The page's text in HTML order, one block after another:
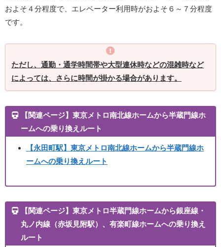
およそ４分程度で、エレベーター利用時がおよそ６～７分程度
です。
ただし、通勤・通学時間帯や大型連休時などの混雑時など
によっては、さらに時間が掛かる場合があります。
【関連ページ】東京メトロ南北線ホームから半蔵門線ホ
ームへの乗り換えルート
【永田町駅】東京メトロ南北線ホームから半蔵門線ホ
ームへの乗り換えルート
【関連ページ】東京メトロ半蔵門線ホームから銀座線・
丸ノ内線（赤坂見附駅）、有楽町線ホームへの乗り換え
ルート